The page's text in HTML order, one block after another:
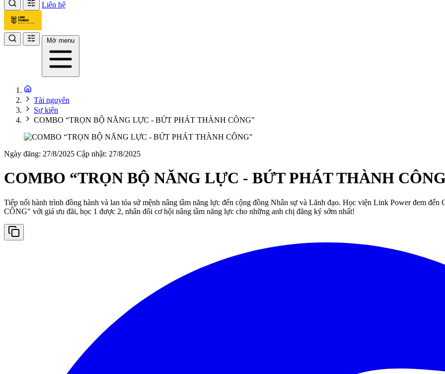
Liên hệ
Mở menu
Tài nguyên
Sự kiện
COMBO “TRỌN BỘ NĂNG LỰC - BỨT PHÁT THÀNH CÔNG"
Ngày đăng: 27/8/2025 Cập nhật: 27/8/2025
COMBO “TRỌN BỘ NĂNG LỰC - BỨT PHÁT THÀNH
Tiếp nối hành trình đồng hành và lan tỏa sứ mệnh nâng tầm năng lực đến cộng đồng Nhân sự và Lãnh đạo. Học viện Link Power
CÔNG" với giá ưu đãi, học 1 được 2, nhân đôi cơ hội nâng tầm năng lực cho những anh chị đăng ký sớm nhất!